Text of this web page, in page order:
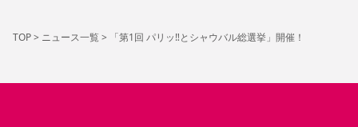
TOP> ニュース一覧> 「第1回 パリッ‼とシャウバル総選挙」開催！